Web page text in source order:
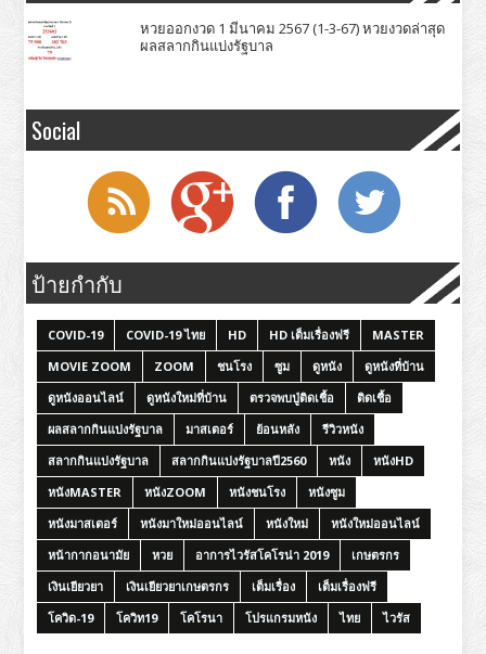
หวยออกงวด 1 มีนาคม 2567 (1-3-67) หวยงวดล่าสุด
ผลสลากกินแบ่งรัฐบาล
Social
ป้ายกำกับ
COVID-19 COVID-19 ไทย HD HD เต็มเรื่องฟรี
MASTER
MOVIE ZOOM
ZOOM ชนโรง ซูม ดูหนัง
ดูหนังที่บ้าน
ดูหนังออนไลน์
ดูหนังใหม่ที่บ้าน ตรวจพบปู่ติดเชื้อ
ติดเชื้อ
ผลสลากกินแบ่งรัฐบาล
มาสเตอร์ ย้อนหลัง
รีวิวหนัง
สลากกินแบ่งรัฐบาล
สลากกินแบ่งรัฐบาลปี2560 หนัง
หนังHD
หนังMASTER
หนังZOOM หนังชนโรง
หนังซูม
หนังมาสเตอร์
หนังมาใหม่ออนไลน์ หนังใหม่
หนังใหม่ออนไลน์
หน้ากากอนามัย
หวย อาการไวรัสโคโรน่า 2019
เกษตรกร
เงินเยียวยา
เงินเยียวยาเกษตรกร เต็มเรื่อง
เต็มเรื่องฟรี
โควิด-19
โควิท19 โคโรนา โปรแกรมหนัง ไทย ไวรัส